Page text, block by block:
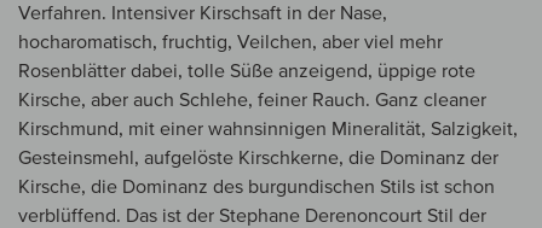
Verfahren. Intensiver Kirschsaft in der Nase,
hocharomatisch, fruchtig, Veilchen, aber viel mehr
Rosenblätter dabei, tolle Süße anzeigend, üppige rote
Kirsche, aber auch Schlehe, feiner Rauch. Ganz cleaner
Kirschmund, mit einer wahnsinnigen Mineralität, Salzigkeit,
Gesteinsmehl, aufgelöste Kirschkerne, die Dominanz der
Kirsche, die Dominanz des burgundischen Stils ist schon
verblüffend. Das ist der Stephane Derenoncourt Stil der